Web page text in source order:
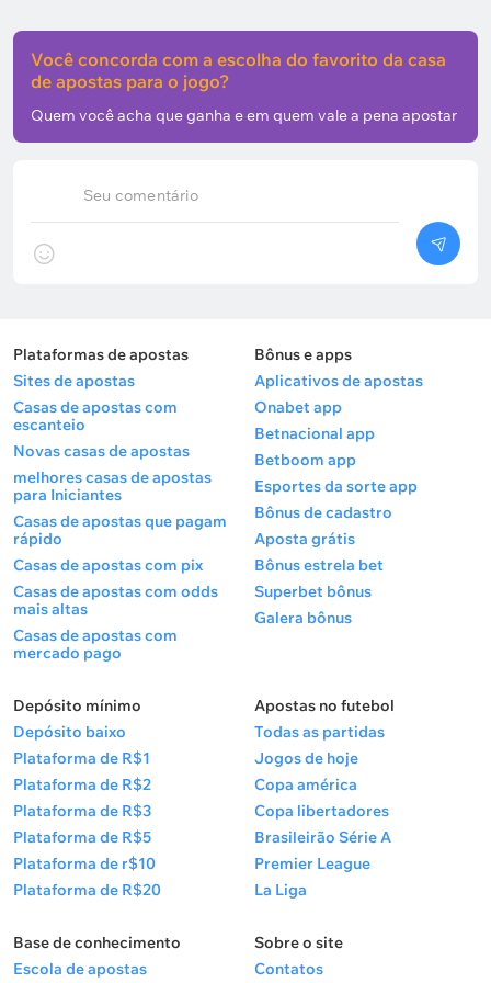
Faltas por jogo – 23;
Cartões amarelos por jogo (incluindo segundos
Jogos com cartão vermelho – 2 em 8;
Seu comentário
Você concorda com a escolha do favorito da casa
de apostas para o jogo?
Quem você acha que ganha e em quem vale a pena apostar
Plataformas de apostas
Sites de apostas
Casas de apostas com
escanteio
Novas casas de apostas
melhores casas de apostas
para Iniciantes
Casas de apostas que pagam
rápido
Casas de apostas com pix
Casas de apostas com odds
mais altas
Casas de apostas com
mercado pago
Bônus e apps
Aplicativos de apostas
Onabet app
Betnacional app
Betboom app
Esportes da sorte app
Bônus de cadastro
Aposta grátis
Bônus estrela bet
Superbet bônus
Galera bônus
Depósito mínimo
Depósito baixo
Plataforma de R$1
Plataforma de R$2
Plataforma de R$3
Plataforma de R$5
Plataforma de r$10
Plataforma de R$20
Apostas no futebol
Todas as partidas
Jogos de hoje
Copa américa
Copa libertadores
Brasileirão Série A
Premier League
La Liga
Base de conhecimento
Escola de apostas
Sobre o site
Contatos